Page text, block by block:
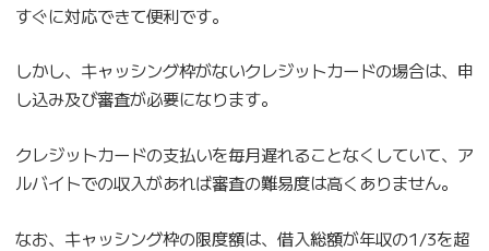
すぐに対応できて便利です。
しかし、キャッシング枠がないクレジットカードの場合は、申
し込み及び審査が必要になります。
クレジットカードの支払いを毎月遅れることなくしていて、ア
ルバイトでの収入があれば審査の難易度は高くありません。
なお、キャッシング枠の限度額は、借入総額が年収の1/3を超